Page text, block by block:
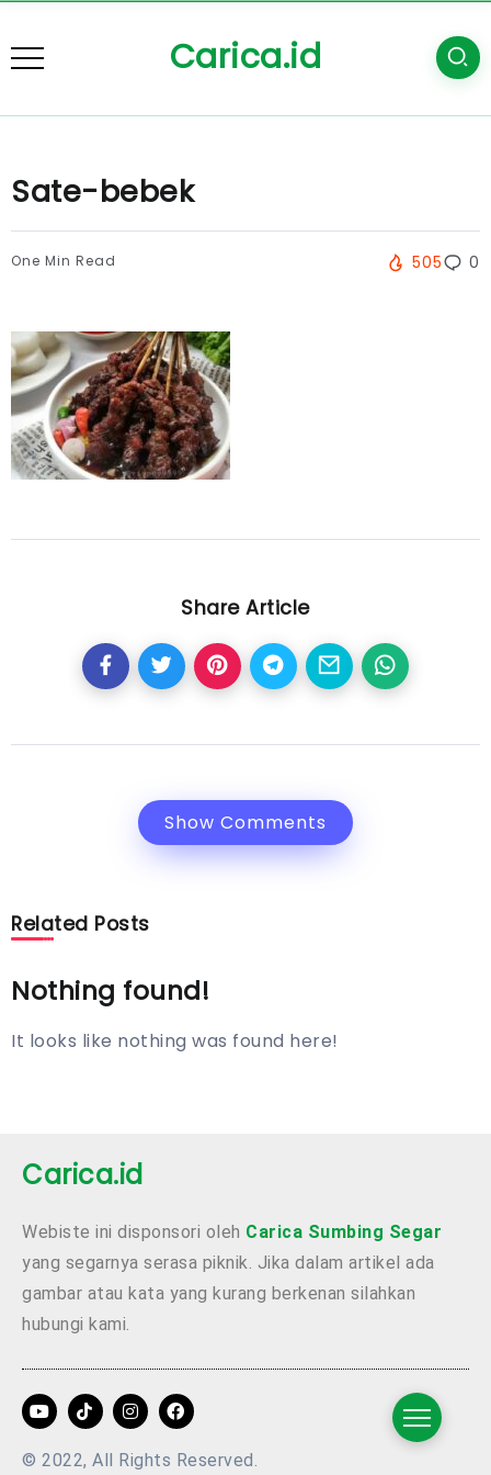
Carica.id
Sate-bebek
One Min Read 505 0
Share Article
Show Comments
Related Posts
Nothing found!
It looks like nothing was found here!
Carica.id
Webiste ini disponsori oleh Carica Sumbing Segar
yang segarnya serasa piknik. Jika dalam artikel ada
gambar atau kata yang kurang berkenan silahkan
hubungi kami.
© 2022, All Rights Reserved.